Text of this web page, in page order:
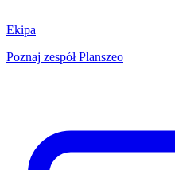
Ekipa
Poznaj zespół Planszeo